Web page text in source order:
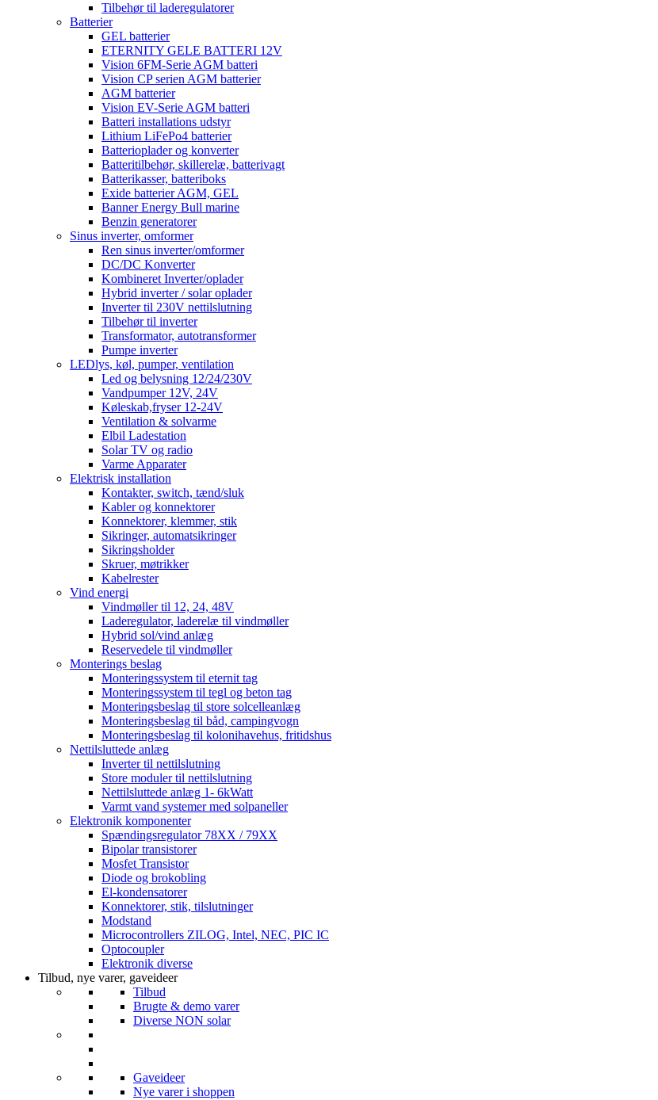
Tilbehør til laderegulatorer
Batterier
GEL batterier
ETERNITY GELE BATTERI 12V
Vision 6FM-Serie AGM batteri
Vision CP serien AGM batterier
AGM batterier
Vision EV-Serie AGM batteri
Batteri installations udstyr
Lithium LiFePo4 batterier
Batterioplader og konverter
Batteritilbehør, skillerelæ, batterivagt
Batterikasser, batteriboks
Exide batterier AGM, GEL
Banner Energy Bull marine
Benzin generatorer
Sinus inverter, omformer
Ren sinus inverter/omformer
DC/DC Konverter
Kombineret Inverter/oplader
Hybrid inverter / solar oplader
Inverter til 230V nettilslutning
Tilbehør til inverter
Transformator, autotransformer
Pumpe inverter
LEDlys, køl, pumper, ventilation
Led og belysning 12/24/230V
Vandpumper 12V, 24V
Køleskab,fryser 12-24V
Ventilation & solvarme
Elbil Ladestation
Solar TV og radio
Varme Apparater
Elektrisk installation
Kontakter, switch, tænd/sluk
Kabler og konnektorer
Konnektorer, klemmer, stik
Sikringer, automatsikringer
Sikringsholder
Skruer, møtrikker
Kabelrester
Vind energi
Vindmøller til 12, 24, 48V
Laderegulator, laderelæ til vindmøller
Hybrid sol/vind anlæg
Reservedele til vindmøller
Monterings beslag
Monteringssystem til eternit tag
Monteringssystem til tegl og beton tag
Monteringsbeslag til store solcelleanlæg
Monteringsbeslag til båd, campingvogn
Monteringsbeslag til kolonihavehus, fritidshus
Nettilsluttede anlæg
Inverter til nettilslutning
Store moduler til nettilslutning
Nettilsluttede anlæg 1- 6kWatt
Varmt vand systemer med solpaneller
Elektronik komponenter
Spændingsregulator 78XX / 79XX
Bipolar transistorer
Mosfet Transistor
Diode og brokobling
El-kondensatorer
Konnektorer, stik, tilslutninger
Modstand
Microcontrollers ZILOG, Intel, NEC, PIC IC
Optocoupler
Elektronik diverse
Tilbud, nye varer, gaveideer
Tilbud
Brugte & demo varer
Diverse NON solar
Gaveideer
Nye varer i shoppen